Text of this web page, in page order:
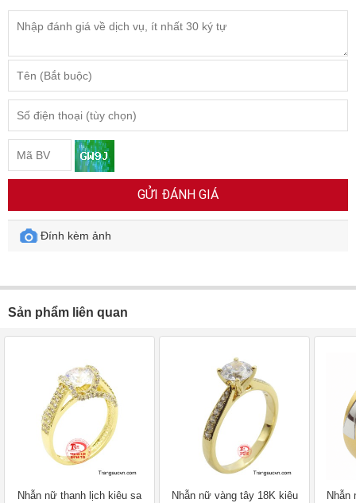
GỬI ĐÁNH GIÁ
Đính kèm ảnh
Sản phẩm liên quan
Nhẫn nữ thanh lịch kiêu sa
Nhẫn nữ vàng tây 18K kiêu
Nhẫn